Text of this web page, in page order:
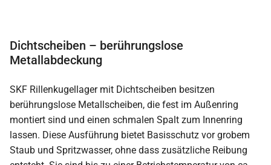
Dichtscheiben – berührungslose
Metallabdeckung
SKF Rillenkugellager mit Dichtscheiben besitzen
berührungslose Metallscheiben, die fest im Außenring
montiert sind und einen schmalen Spalt zum Innenring
lassen. Diese Ausführung bietet Basisschutz vor grobem
Staub und Spritzwasser, ohne dass zusätzliche Reibung